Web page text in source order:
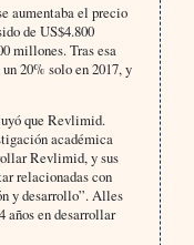
aumentaba el precio
de US$4.800
millones. Tras esa
20% solo en 2017, y
que Revlimid.
académica
Revlimid, y sus
relacionadas con
y desarrollo”. Alles
años en desarrollar